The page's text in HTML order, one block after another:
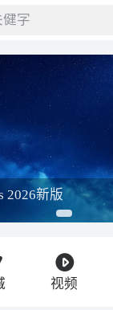
健字
2026新版
视频